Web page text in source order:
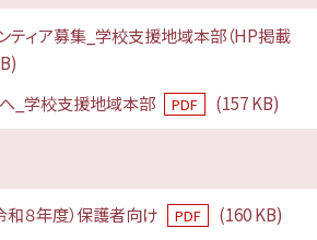
ティア募集_学校支援地域本部（HP掲載
_学校支援地域本部
PDF (157 KB)
８年度）保護者向け PDF (160 KB)